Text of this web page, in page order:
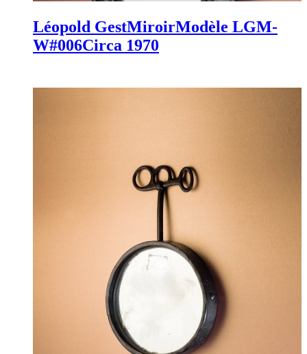
Léopold GestMiroirModèle LGM-
W#006Circa 1970